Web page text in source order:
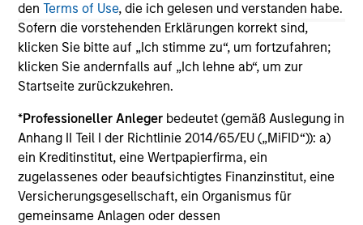
denTerms of Use, die ich gelesen und verstanden habe.
Sofern die vorstehenden Erklärungen korrekt sind,
klicken Sie bitte auf „Ich stimme zu“, um fortzufahren;
klicken Sie andernfalls auf „Ich lehne ab“, um zur
Startseite zurückzukehren.
*Professioneller Anleger bedeutet (gemäß Auslegung in
Anhang II Teil I der Richtlinie 2014/65/EU („MiFID“)): a)
ein Kreditinstitut, eine Wertpapierfirma, ein
zugelassenes oder beaufsichtigtes Finanzinstitut, eine
Versicherungsgesellschaft, ein Organismus für
gemeinsame Anlagen oder dessen
The information on this page is for informational
purposes only. The information contained herein does
not constitute and should not be construed as an
offering of advisory services or an offer to sell or a
solicitation of an offer to buy any securities in any
jurisdiction in which such offer or solicitation,
securities, insurance or other laws of such jurisdiction.
All investing involves risks, including a loss of principal.
Please refer to the strategy detail page for important
information on the strategy, including additional risk
considerations.